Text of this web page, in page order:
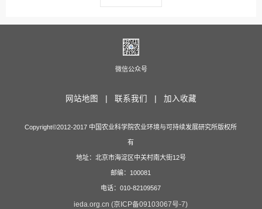
微信公众号
网站地图 | 联系我们 | 加入收藏
Copyright©2012-2017 中国农业科学院农业环境与可持续发展研究所版权所
有
地址：北京市海淀区中关村南大街12号
邮编：100081
电话：010-82109567
ieda.org.cn (京ICP备09103067号-7)